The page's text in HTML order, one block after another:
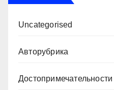
Uncategorised
Авторубрика
Достопримечательности